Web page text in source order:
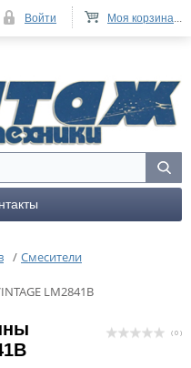
/ Смесители
LM2841B
( 0 )
Моя корзина...
Войти